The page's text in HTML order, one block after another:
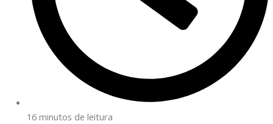
16 minutos de leitura